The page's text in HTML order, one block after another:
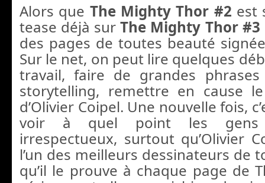
Alors que The Mighty Thor #2 est
tease déjà surThe Mighty Thor #3
des pages de toutes beauté
Sur le net, on peut lire quelques
travail, faire de grandes
storytelling, remettre en cause
d’Olivier Coipel. Une nouvelle fois,
voir à quel point les gens
irrespectueux, surtout qu’Olivier
l’un des meilleurs dessinateurs de
qu’il le prouve à chaque page de